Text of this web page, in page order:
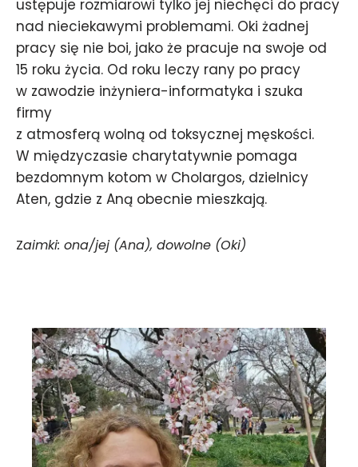
ustępuje rozmiarowi tylko jej niechęci do pracy
nad nieciekawymi problemami. Oki żadnej
pracy się nie boi, jako że pracuje na swoje od
15 roku życia. Od roku leczy rany po pracy
w zawodzie inżyniera-informatyka i szuka
firmy
z atmosferą wolną od toksycznej męskości.
W międzyczasie charytatywnie pomaga
bezdomnym kotom w Cholargos, dzielnicy
Aten, gdzie z Aną obecnie mieszkają.
Zaimki: ona/jej (Ana), dowolne (Oki)